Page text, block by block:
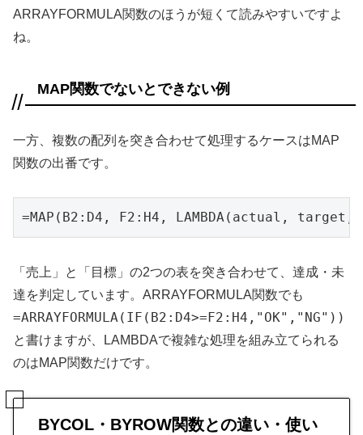
ARRAYFORMULA関数のほうが短くて読みやすいですよ
ね。
MAP関数でないとできない例
一方、複数の配列を突き合わせて処理するケースはMAP
関数の出番です。
=MAP(B2:D4, F2:H4, LAMBDA(actual,
「売上」と「目標」の2つの表を突き合わせて、達成・未
達を判定しています。ARRAYFORMULA関数でも
=ARRAYFORMULA(IF(B2:D4>=F2:H4,"OK","NG"))
と書けますが、LAMBDAで複雑な処理を組み立てられる
のはMAP関数だけです。
BYCOL・BYROW関数との違い・使い